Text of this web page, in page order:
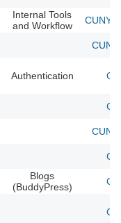
Internal Tools
and Workflow
CUNY
Authentication
Blogs
(BuddyPress)